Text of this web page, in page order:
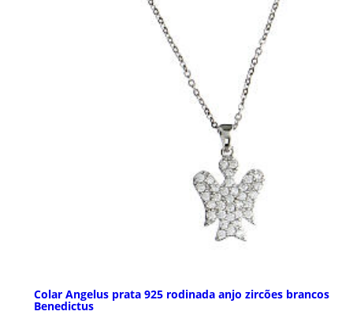
Colar Angelus prata 925 rodinada anjo zircões brancos
Benedictus